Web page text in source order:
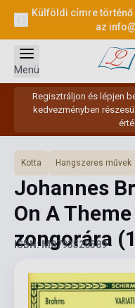
Külföldi címre
az
Regisztráljon és lépjen
kedvezményben
Menü
Kotta Hangszeres művek
Johannes
On A
zongorára
ISBN: M0793520589